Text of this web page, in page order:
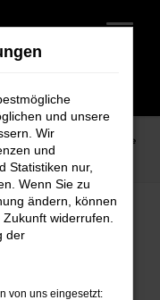
Porsche Cayenne
bei
Wahl für alle, die
und unsere
Wir
und
Statistiken nur,
Wenn Sie zu
ändern, können
widerrufen.
der
von uns eingesetzt: